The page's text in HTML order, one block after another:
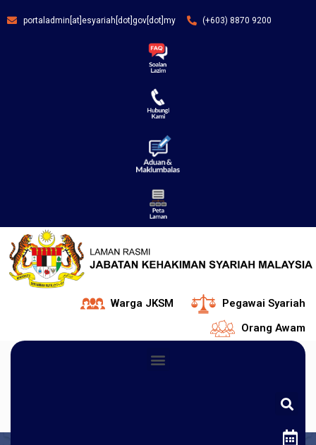
portaladmin[at]esyariah[dot]gov[dot]my (+603) 8870 9200
Warga JKSM
Pegawai Syariah
Orang Awam